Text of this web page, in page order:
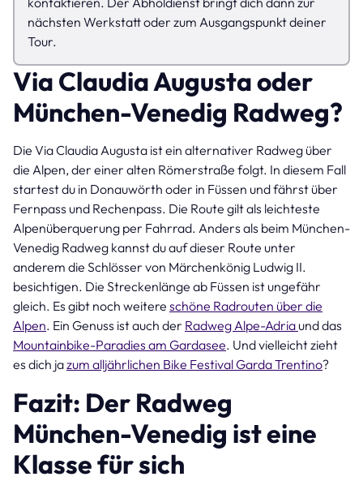
nächsten Werkstatt oder zum Ausgangspunkt deiner
Tour.
Via Claudia Augusta oder
München-Venedig Radweg?
Die Via Claudia Augusta ist ein alternativer Radweg über
die Alpen, der einer alten Römerstraße folgt. In diesem Fall
startest du in Donauwörth oder in Füssen und fährst über
Fernpass und Rechenpass. Die Route gilt als leichteste
Alpenüberquerung per Fahrrad. Anders als beim München-
Venedig Radweg kannst du auf dieser Route unter
anderem die Schlösser von Märchenkönig Ludwig II.
besichtigen. Die Streckenlänge ab Füssen ist ungefähr
gleich. Es gibt noch weitere schöne Radrouten über die
Alpen. Ein Genuss ist auch der Radweg Alpe-Adria und das
Mountainbike-Paradies am Gardasee. Und vielleicht zieht
es dich jazum alljährlichen Bike Festival Garda Trentino?
Fazit: Der Radweg
München-Venedig ist eine
Klasse für sich